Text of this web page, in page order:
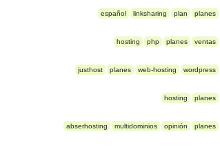
español linksharing plan planes
hosting php planes ventas
justhost planes web-hosting wordpress
hosting planes
abserhosting multidominios opinión planes